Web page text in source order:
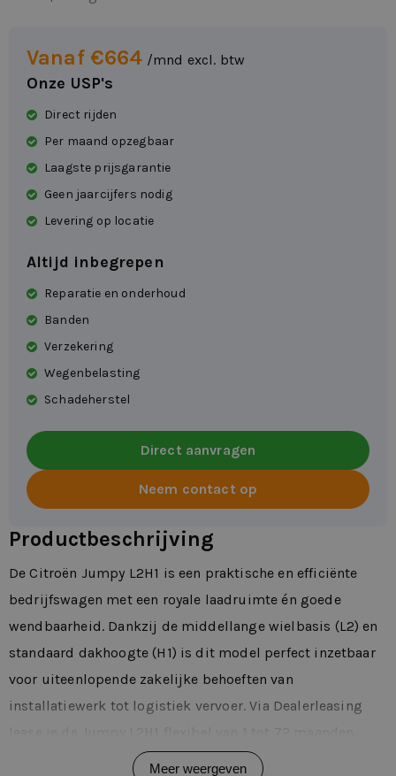
Vanaf €664 /mnd excl. btw
Onze USP's
Direct rijden
Per maand opzegbaar
Laagste prijsgarantie
Geen jaarcijfers nodig
Levering op locatie
Altijd inbegrepen
Reparatie en onderhoud
Banden
Verzekering
Wegenbelasting
Schadeherstel
Direct aanvragen
Neem contact op
Productbeschrijving
De Citroën Jumpy L2H1 is een praktische en efficiënte
bedrijfswagen met een royale laadruimte én goede
wendbaarheid. Dankzij de middellange wielbasis (L2) en
standaard dakhoogte (H1) is dit model perfect inzetbaar
voor uiteenlopende zakelijke behoeften van
installatiewerk tot logistiek vervoer. Via Dealerleasing
Belangrijkste kenmerken
Meer weergeven